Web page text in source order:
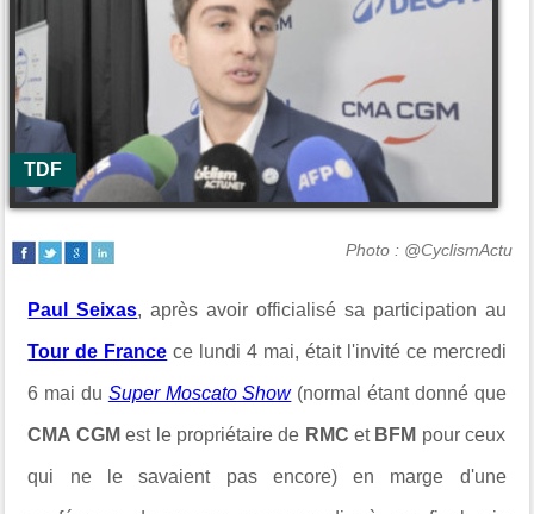
TDF
Photo : @CyclismActu
Paul Seixas, après avoir officialisé sa participation au
Tour de France ce lundi 4 mai, était l'invité ce mercredi
6 mai du Super Moscato Show(normal étant donné que
CMA CGM est le propriétaire de RMC et BFM pour ceux
qui ne le savaient pas encore) en marge d'une